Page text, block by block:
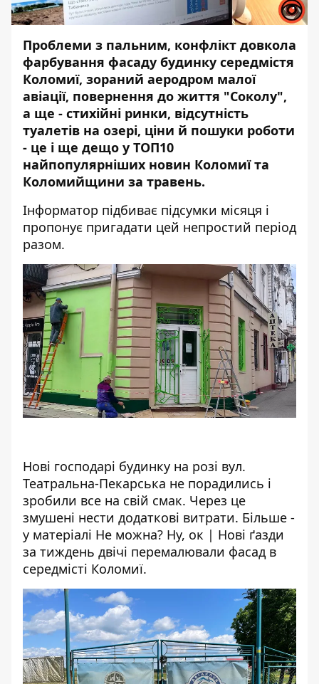
Проблеми з пальним, конфлікт довкола
фарбування фасаду будинку середмістя
Коломиї, зораний аеродром малої
авіації, повернення до життя "Соколу",
а ще - стихійні ринки, відсутність
туалетів на озері, ціни й пошуки роботи
- це і ще дещо у ТОП10
найпопулярніших новин Коломиї та
Коломийщини за травень.
Інформатор підбиває підсумки місяця і
пропонує пригадати цей непростий період
разом.
Нові господарі будинку на розі вул.
Театральна-Пекарська не порадились і
зробили все на свій смак. Через це
змушені нести додаткові витрати. Більше -
у матеріалі Не можна? Ну, ок | Нові ґазди
за тиждень двічі перемалювали фасад в
середмісті Коломиї.